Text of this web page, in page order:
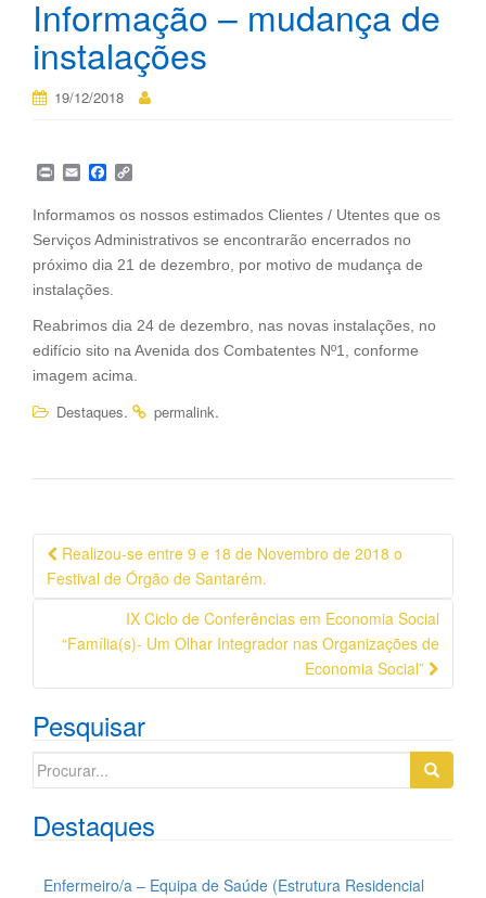
Informação – mudança de
instalações
19/12/2018
P
n
t
E
i
l
e
b
o
o
k
y
L
n
Informamos os nossos estimados Clientes / Utentes que os
Serviços Administrativos se encontrarão encerrados no
próximo dia 21 de dezembro, por motivo de mudança de
instalações.
Reabrimos dia 24 de dezembro, nas novas instalações, no
edifício sito na Avenida dos Combatentes Nº1, conforme
imagem acima.
Destaques. permalink.
Navegação
da
Postagem
Realizou-se entre 9 e 18 de Novembro de 2018 o
Festival de Órgão de Santarém.
IX Ciclo de Conferências em Economia Social
“Família(s)- Um Olhar Integrador nas Organizações de
Economia Social”
Pesquisar
Search
Destaques
Enfermeiro/a – Equipa de Saúde (Estrutura Residencial